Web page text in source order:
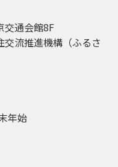
交通会館8F
流推進機構（ふるさ
年始